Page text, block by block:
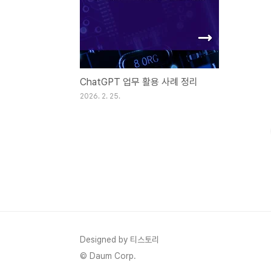
ChatGPT 업무 활용 사례 정리
2026. 2. 25.
Designed by 티스토리
© Daum Corp.